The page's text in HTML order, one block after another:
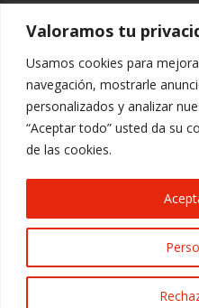
Valoramos tu
Usamos cookies para
navegación, mostrarle
personalizados y analizar
“Aceptar todo” usted da su
de las cookies.
Dirección:
Email:
Teléfono:
948 731 170 / 948 745 104
948 731 170 / 948 745 104
Encuéntranos en:
Facebook
opens
Instagram
opens
© 2023 - Web